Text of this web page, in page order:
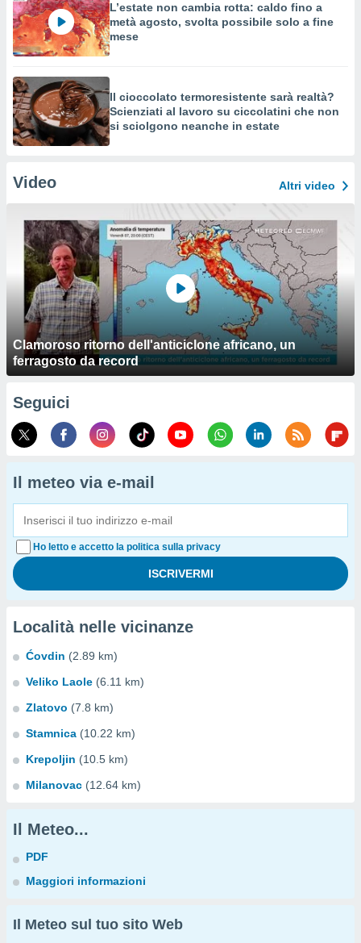
L’estate non cambia rotta: caldo fino a
metà agosto, svolta possibile solo a fine
mese
Il cioccolato termoresistente sarà realtà?
Scienziati al lavoro su ciccolatini che non
si sciolgono neanche in estate
Video Altri video
Clamoroso ritorno dell'anticiclone africano, un
ferragosto da record
Seguici
Il meteo via e-mail
Ho letto e accetto la politica sulla privacy
Località nelle vicinanze
Ćovdin (2.89 km)
Veliko Laole (6.11 km)
Zlatovo (7.8 km)
Stamnica (10.22 km)
Krepoljin (10.5 km)
Milanovac (12.64 km)
Il Meteo...
PDF
Maggiori informazioni
Il Meteo sul tuo sito Web